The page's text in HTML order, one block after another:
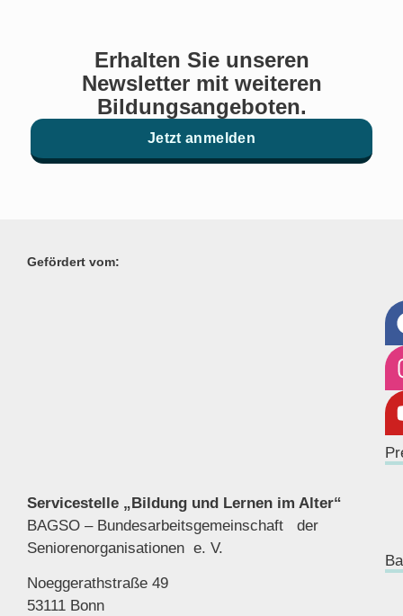
Erhalten Sie unseren
Newsletter mit weiteren
Bildungsangeboten.
Jetzt anmelden
Gefördert vom:
Servicestelle „Bildung und Lernen im Alter“
BAGSO – Bundesarbeitsgemeinschaft der
Seniorenorganisationen e. V.
Noeggerathstraße 49
53111 Bonn